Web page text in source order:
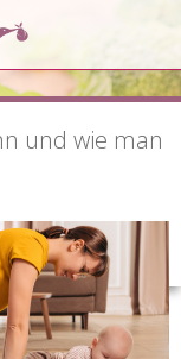
und wie man